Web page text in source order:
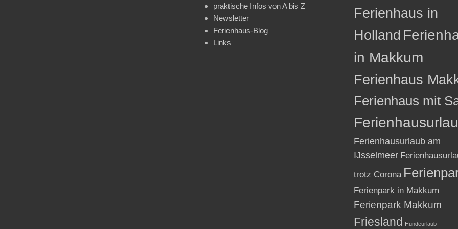
praktische Infos von A bis Z
Newsletter
Ferienhaus-Blog
Links
Ferienhaus in
Holland
in Makkum
Ferienhaus
Ferienhaus mit
Ferienhausurlaub am
IJsselmeer
trotz Corona
Ferienpark in Makkum
Ferienpark Makkum
Friesland Hundeurlaub